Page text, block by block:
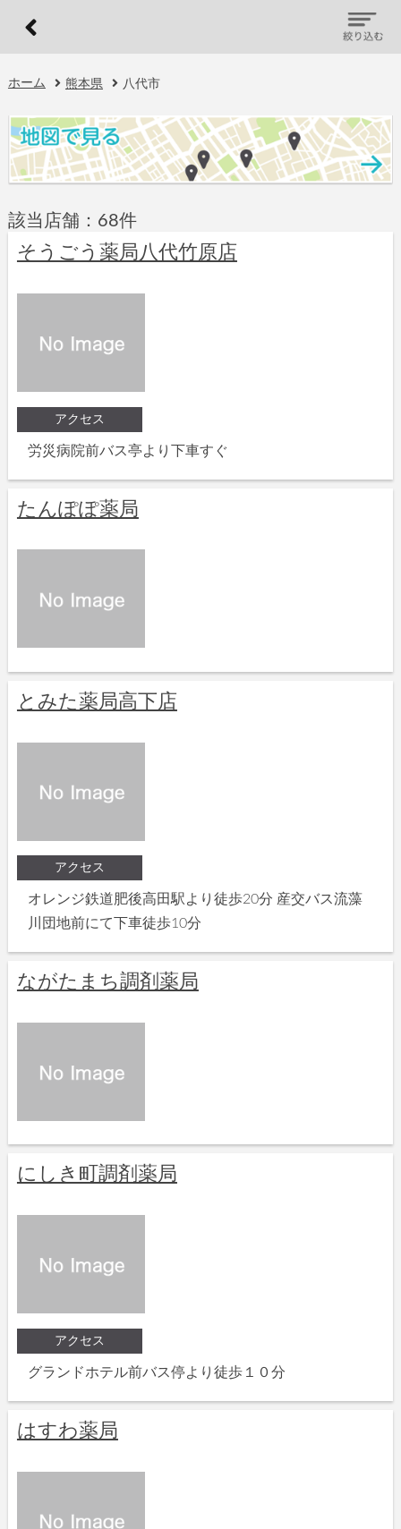
ホーム 熊本県 八代市
該当店舗：68件
そうごう薬局八代竹原店
アクセス
労災病院前バス亭より下車すぐ
たんぽぽ薬局
とみた薬局高下店
アクセス
オレンジ鉄道肥後高田駅より徒歩20分 産交バス流藻
川団地前にて下車徒歩10分
ながたまち調剤薬局
にしき町調剤薬局
アクセス
グランドホテル前バス停より徒歩１０分
はすわ薬局